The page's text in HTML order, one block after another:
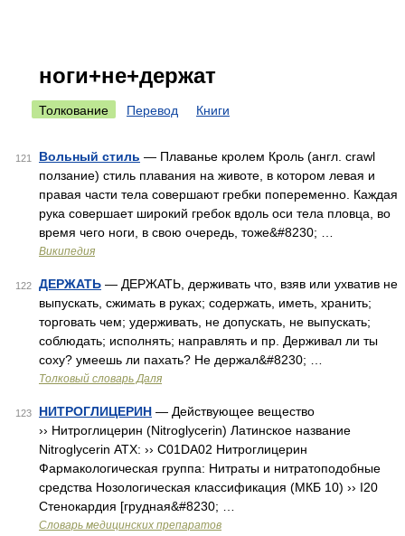
ноги+не+держат
Толкование Перевод Книги
121 Вольный стиль — Плаванье кролем Кроль (англ. crawl
ползание) стиль плавания на животе, в котором левая и
правая части тела совершают гребки попеременно. Каждая
рука совершает широкий гребок вдоль оси тела пловца, во
время чего ноги, в свою очередь, тоже&#8230; …
Википедия
122 ДЕРЖАТЬ — ДЕРЖАТЬ, держивать что, взяв или ухватив не
выпускать, сжимать в руках; содержать, иметь, хранить;
торговать чем; удерживать, не допускать, не выпускать;
соблюдать; исполнять; направлять и пр. Держивал ли ты
соху? умеешь ли пахать? Не держал&#8230; …
Толковый словарь Даля
123 НИТРОГЛИЦЕРИН — Действующее вещество
›› Нитроглицерин (Nitroglycerin) Латинское название
Nitroglycerin АТХ: ›› C01DA02 Нитроглицерин
Фармакологическая группа: Нитраты и нитратоподобные
средства Нозологическая классификация (МКБ 10) ›› I20
Стенокардия [грудная&#8230; …
Словарь медицинских препаратов